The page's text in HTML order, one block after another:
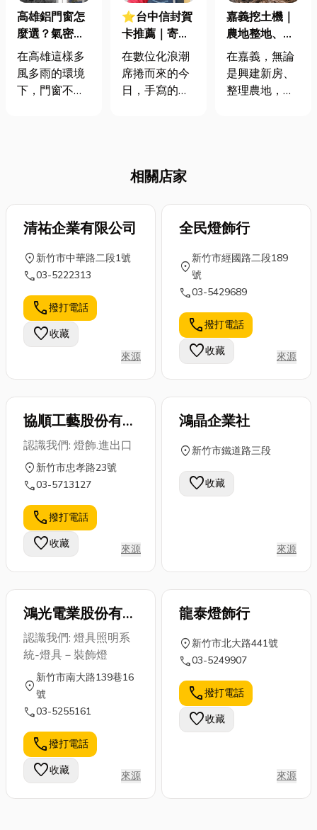
高雄鋁門窗怎
麼選？氣密窗
＋防盜施工，
打造舒適又安
心的家
在高雄這樣多
風多雨的環境
下，門窗不僅
鋁門窗搭配氣
密窗施工，不
靜，還能提升
防盜安全，讓
你住得開心又
安心？今天，
就來跟大家聊
聊如何在高雄
氣密窗，以及
為什...
⭐台中信封賀
卡推薦｜寄送
的不只是訊
息！獨特的信
封賀卡幫助您
在數位化浪潮
席捲而來的今
日，手寫的溫
的節慶賀卡，
形象的商務信
封，一份設計
良的信封賀
寸之間展現您
味。小編整理
了幾家優質的
台中信封賀卡
製造商，希望
能幫...
嘉義挖土機｜
農地整地、基
地開挖、土方
清運
在嘉義，無論
是興建新房、
整理農地，還
速完成開挖、
整地與回填工
縮短施工時
效率。對許多
在地居民而
言，從農田整
理、果園整
平，到住宅基
礎開挖，挖土
機早已成為...
相關店家
清祐企業有限公司
location_on新竹市中華路二段1號
call03-5222313
call撥打電話
favorite收藏
來源
全民燈飾行
location_on
新竹市經國路二段189
號
call03-5429689
call撥打電話
favorite收藏 來源
協順工藝股份有限
公司
認識我們: 燈飾.進出口
location_on新竹市忠孝路23號
call03-5713127
call撥打電話
favorite收藏 來源
鴻晶企業社
location_on新竹市鐵道路三段
favorite收藏
來源
鴻光電業股份有限
公司
認識我們: 燈具照明系
統-燈具－裝飾燈
location_on
新竹市南大路139巷16
號
call03-5255161
call撥打電話
favorite收藏 來源
龍泰燈飾行
location_on新竹市北大路441號
call03-5249907
call撥打電話
favorite收藏
來源